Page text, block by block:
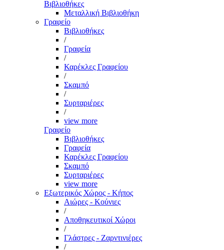
Βιβλιοθήκες
Μεταλλική Βιβλιοθήκη
Γραφείο
Βιβλιοθήκες
/
Γραφεία
/
Καρέκλες Γραφείου
/
Σκαμπό
/
Συρταριέρες
/
view more
Γραφείο
Βιβλιοθήκες
Γραφεία
Καρέκλες Γραφείου
Σκαμπό
Συρταριέρες
view more
Εξωτερικός Χώρος - Κήπος
Αιώρες - Κούνιες
/
Αποθηκευτικοί Χώροι
/
Γλάστρες - Ζαρντινιέρες
/